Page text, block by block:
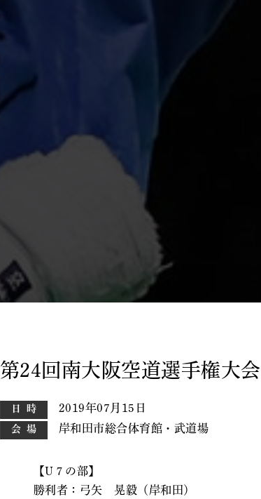
第24回南大阪空道選手権大会
日時 2019年07月15日
会場 岸和田市総合体育館・武道場
【U７の部】
勝利者：弓矢 晃毅（岸和田）